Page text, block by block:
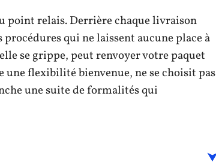
point relais. Derrière chaque livraison
qui ne laissent aucune place à
se grippe, peut renvoyer votre paquet
une flexibilité bienvenue, ne se choisit pas
une suite de formalités qui